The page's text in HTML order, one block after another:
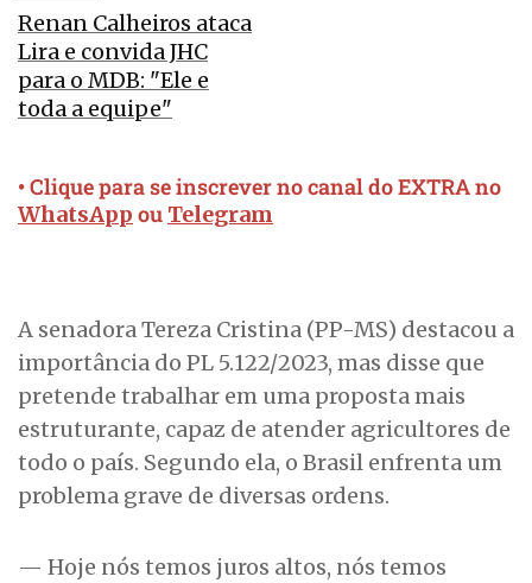
Renan Calheiros ataca
Lira e convida JHC
para o MDB: "Ele e
toda a equipe"
• Clique para se inscrever no canal do EXTRA no
WhatsApp ou Telegram
A senadora Tereza Cristina (PP-MS) destacou a
importância do PL 5.122/2023, mas disse que
pretende trabalhar em uma proposta mais
estruturante, capaz de atender agricultores de
todo o país. Segundo ela, o Brasil enfrenta um
problema grave de diversas ordens.
— Hoje nós temos juros altos, nós temos